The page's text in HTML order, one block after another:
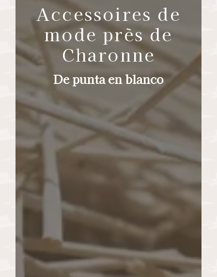
Accessoires de
mode près de
Charonne
De punta en blanco